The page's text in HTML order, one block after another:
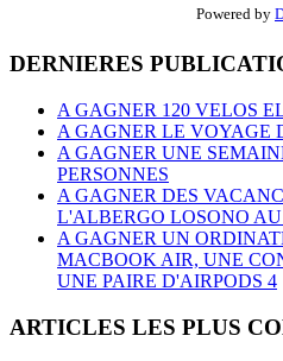
Powered by
DERNIERES
A GAGNER 120 VELOS
A GAGNER LE VOYAGE
A GAGNER UNE
PERSONNES
A GAGNER DES
L'ALBERGO LOSONO AU
A GAGNER UN
MACBOOK AIR, UNE
UNE PAIRE D'AIRPODS 4
ARTICLES LES PLUS